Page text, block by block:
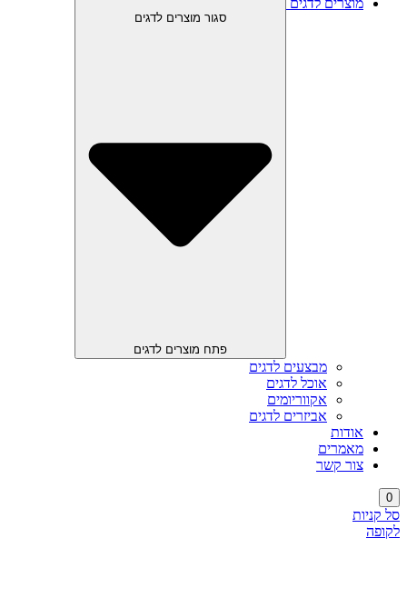
מוצרים לדגים
סגור מוצרים לדגים
פתח מוצרים לדגים
מבצעים לדגים
אוכל לדגים
אקווריומים
אביזרים לדגים
אודות
מאמרים
צור קשר
0
סל קניות
לקופה